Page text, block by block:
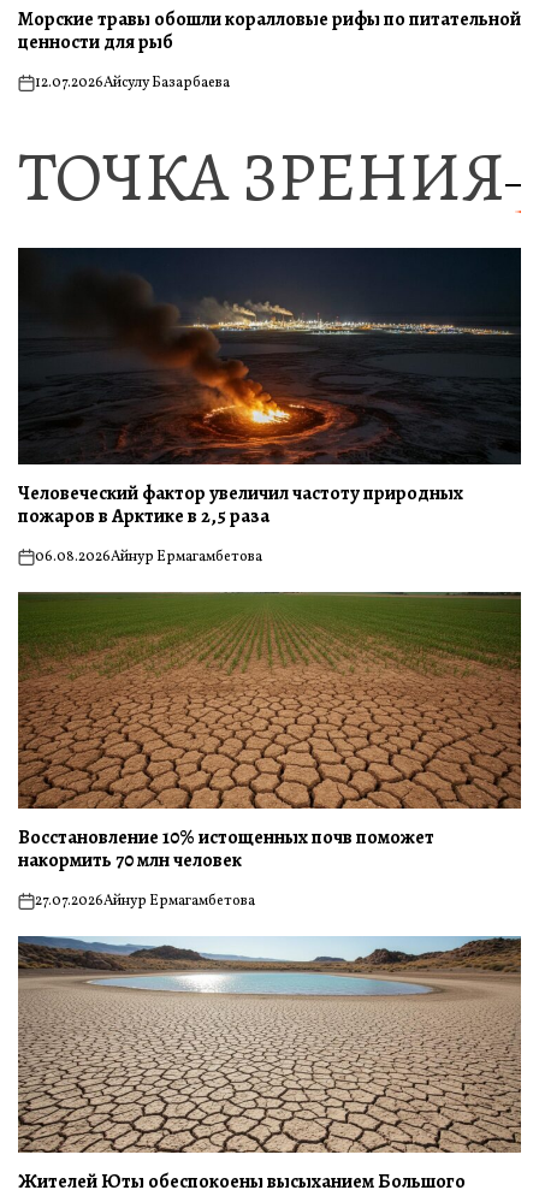
Морские травы обошли коралловые рифы по питательной
ценности для рыб
on12.07.2026Айсулу Базарбаева
ТОЧКА ЗРЕНИЯ
Человеческий фактор увеличил частоту природных
пожаров в Арктике в 2,5 раза
on06.08.2026Айнур Ермагамбетова
Восстановление 10% истощенных почв поможет
накормить 70 млн человек
on27.07.2026Айнур Ермагамбетова
Жителей Юты обеспокоены высыханием Большого